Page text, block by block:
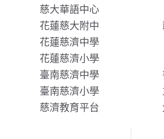
慈大華語中心
花蓮慈大附中
花蓮慈濟中學
花蓮慈濟小學
臺南慈濟中學
臺南慈濟小學
慈濟教育平台